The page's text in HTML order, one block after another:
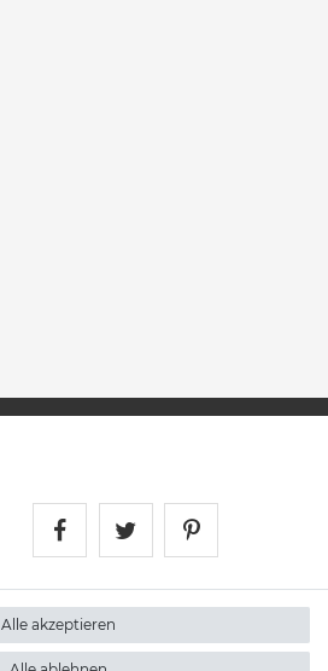
Alle akzeptieren